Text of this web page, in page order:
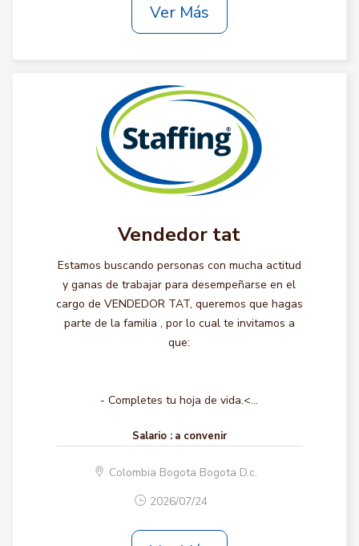
Ver Más
Vendedor tat
Estamos buscando personas con mucha actitud
y ganas de trabajar para desempeñarse en el
cargo de VENDEDOR TAT, queremos que hagas
parte de la familia , por lo cual te invitamos a
que:
- Completes tu hoja de vida.<...
Salario : a convenir
Colombia Bogota Bogota D.c.
2026/07/24